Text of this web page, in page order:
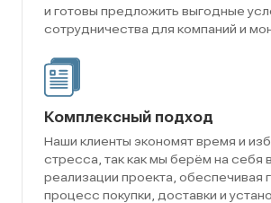
и готовы предложить выгодные
сотрудничества для компаний и
Комплексный подход
Наши клиенты экономят время и
стресса, так как мы берём на себя
реализации проекта, обеспечивая
процесс покупки, доставки и